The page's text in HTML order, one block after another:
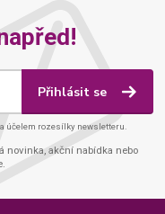
Přihlásit se
účelem rozesílky newsletteru.
novinka, akční nabídka nebo